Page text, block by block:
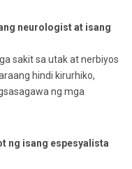
neurologist at isang
sakit sa utak at nerbiyos
hindi kirurhiko,
ng mga
ng isang espesyalista